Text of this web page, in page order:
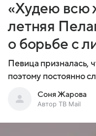
«Худею всю
летняя
о борьбе с
Певица призналась,
поэтому постоянно
Соня Жарова
Автор ТВ Mail